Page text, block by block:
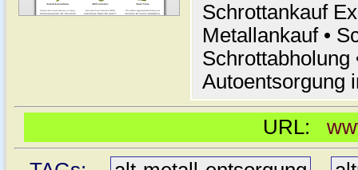
Schrottankauf
Metallankauf •
Schrottabholung
Autoentsorgung
URL: